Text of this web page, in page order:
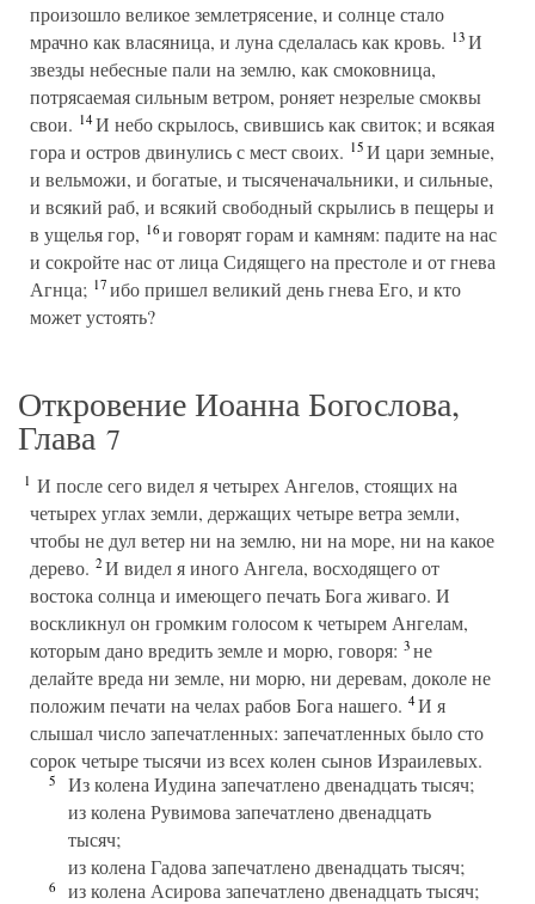
произошло великое землетрясение, и солнце стало
мрачно как власяница, и луна сделалась как кровь. 13И
звезды небесные пали на землю, как смоковница,
потрясаемая сильным ветром, роняет незрелые смоквы
свои. 14И небо скрылось, свившись как свиток; и всякая
гора и остров двинулись с мест своих. 15И цари земные,
и вельможи, и богатые, и тысяченачальники, и сильные,
и всякий раб, и всякий свободный скрылись в пещеры и
в ущелья гор, 16и говорят горам и камням: падите на нас
и сокройте нас от лица Сидящего на престоле и от гнева
Агнца; 17ибо пришел великий день гнева Его, и кто
может устоять?
Откровение Иоанна Богослова,
Глава 7
1 И после сего видел я четырех Ангелов, стоящих на
четырех углах земли, держащих четыре ветра земли,
чтобы не дул ветер ни на землю, ни на море, ни на какое
дерево. 2И видел я иного Ангела, восходящего от
востока солнца и имеющего печать Бога живаго. И
воскликнул он громким голосом к четырем Ангелам,
которым дано вредить земле и морю, говоря: 3не
делайте вреда ни земле, ни морю, ни деревам, доколе не
положим печати на челах рабов Бога нашего. 4И я
слышал число запечатленных: запечатленных было сто
сорок четыре тысячи из всех колен сынов Израилевых.
5
Из колена Иудина запечатлено двенадцать тысяч;
из колена Рувимова запечатлено двенадцать
тысяч;
из колена Гадова запечатлено двенадцать тысяч;
6
из колена Асирова запечатлено двенадцать тысяч;